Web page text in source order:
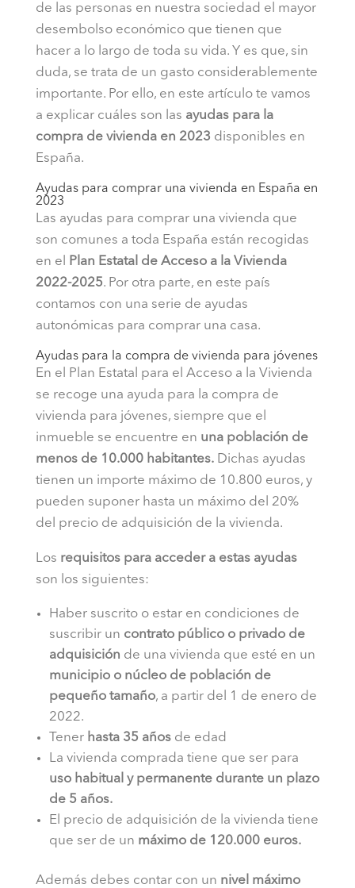
de las personas en nuestra sociedad el mayor
desembolso económico que tienen que
hacer a lo largo de toda su vida. Y es que, sin
duda, se trata de un gasto considerablemente
importante. Por ello, en este artículo te vamos
a explicar cuáles son las ayudas para la
compra de vivienda en 2023 disponibles en
España.
Ayudas para comprar una vivienda en España en
2023
Las ayudas para comprar una vivienda que
son comunes a toda España están recogidas
en el
Plan Estatal de Acceso a la Vivienda
2022-2025. Por otra parte, en este país
contamos con una serie de ayudas
autonómicas para comprar una casa.
Ayudas para la compra de vivienda para jóvenes
En el Plan Estatal para el Acceso a la Vivienda
se recoge una ayuda para la compra de
vivienda para jóvenes, siempre que el
inmueble se encuentre en una población de
menos de 10.000 habitantes.Dichas ayudas
tienen un importe máximo de 10.800 euros, y
pueden suponer hasta un máximo del 20%
del precio de adquisición de la vivienda.
Los requisitos para acceder a estas ayudas
son los siguientes:
Haber suscrito o estar en condiciones de
suscribir un contrato público o privado de
adquisición de una vivienda que esté en un
municipio o núcleo de población de
pequeño tamaño, a partir del 1 de enero de
2022.
Tener hasta 35 añosde edad
La vivienda comprada tiene que ser para
uso habitual y permanente durante un plazo
de 5 años.
El precio de adquisición de la vivienda tiene
que ser de un máximo de 120.000 euros.
Además debes contar con un nivel máximo